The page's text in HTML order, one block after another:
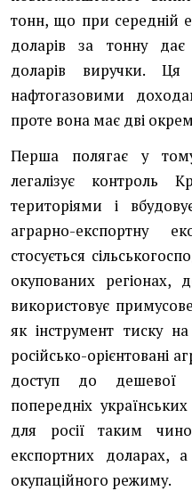
тонн, що при середній
доларів за тонну
доларів виручки.
нафтогазовими
проте вона має дві
Перша полягає у
легалізує контроль
територіями і
аграрно-експортну
стосується
окупованих регіонах,
використовує
як інструмент тиску
російсько-орієнтовані
доступ до дешевої
попередніх
для росії таким
експортних доларах, а
окупаційного режиму.